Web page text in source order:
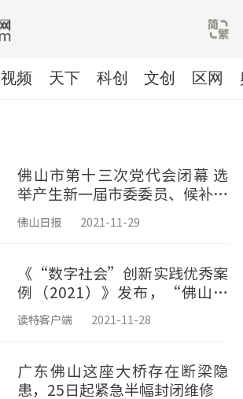
视频 天下 科创 文创 区网
佛山市第十三次党代会闭幕 选
举产生新一届市委委员、候补委
佛山日报 2021-11-29
《“数字社会”创新实践优秀案
例（2021）》发布，“佛山样
本”案例展现佛山优秀的数字治
理生态
读特客户端 2021-11-28
广东佛山这座大桥存在断梁隐
患，25日起紧急半幅封闭维修